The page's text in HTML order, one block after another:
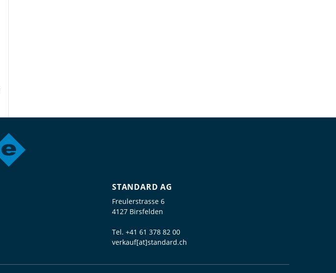
STANDARD AG
Freulerstrasse 6
4127 Birsfelden
Tel. +41 61 378 82 00
verkauf[at]standard.ch